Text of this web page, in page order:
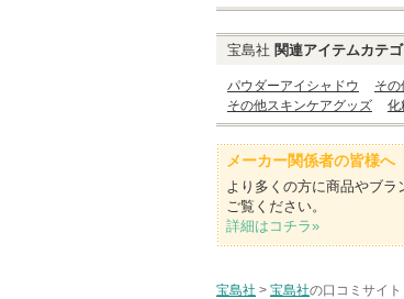
宝島社 関連アイテムカテゴ
パウダーアイシャドウ その
その他スキンケアグッズ
化
メーカー関係者の皆様へ
より多くの方に商品やブ
ご覧ください。
詳細はコチラ»
宝島社 > 宝島社の口コミサイト